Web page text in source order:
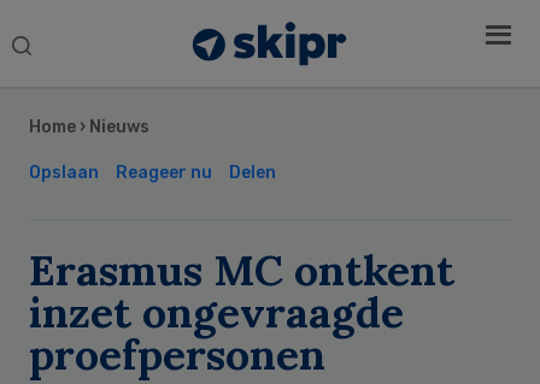
Search
Home › Nieuws
Opslaan Reageer nu Delen
Erasmus MC ontkent
inzet ongevraagde
proefpersonen
Sidebar